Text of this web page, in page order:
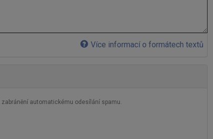
Více informací o formátech textů
automatickému odesílání spamu.